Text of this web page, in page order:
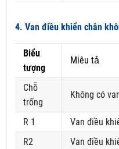
4. Van điều khiển chân
Biểu
tượng
Miêu tả
Chỗ
trống
Không có
R 1
Van điều
R2
Van điều